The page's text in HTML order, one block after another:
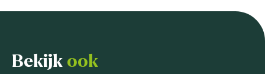
Bekijk ook